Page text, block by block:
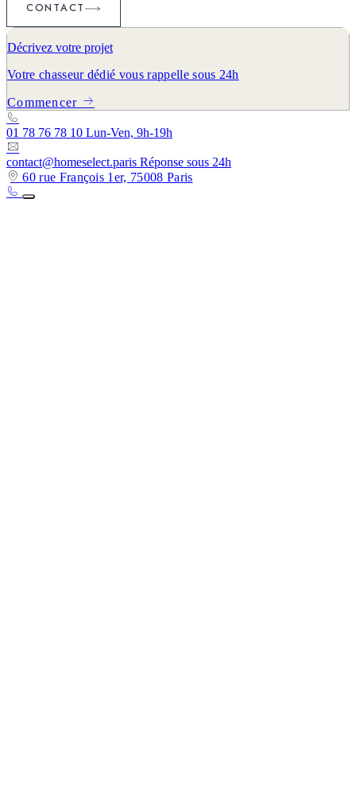
CONTACT
Décrivez votre projet
Votre chasseur dédié vous rappelle sous 24h
Commencer
01 78 76 78 10 Lun-Ven, 9h-19h
contact@homeselect.paris Réponse sous 24h
60 rue François 1er, 75008 Paris